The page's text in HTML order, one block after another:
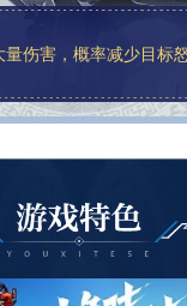
量伤害，概率减少目标
量伤害，概率减少目标
量伤害，概率减少目标
伤害，概率使其进入眩